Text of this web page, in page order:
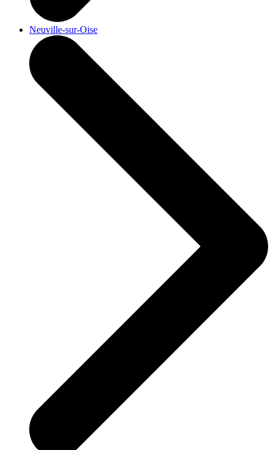
Neuville-sur-Oise